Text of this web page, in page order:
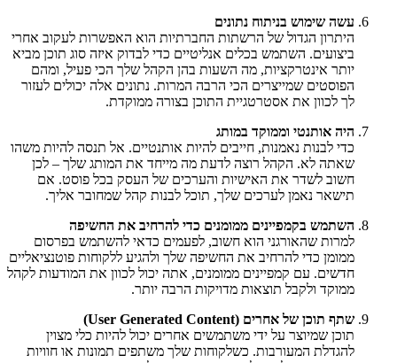
עשה שימוש בניתוח נתונים
היתרון הגדול של הרשתות החברתיות הוא האפשרות לעקוב אחרי
ביצועים. השתמש בכלים אנליטיים כדי לבדוק איזה סוג תוכן מביא
יותר אינטרקציות, מה השעות בהן הקהל שלך הכי פעיל, ומהם
הפוסטים שמייצרים הכי הרבה המרות. נתונים אלה יכולים לעזור
לך לכוון את אסטרטגיית התוכן בצורה ממוקדת.
היה אותנטי וממוקד במותג
כדי לבנות נאמנות, חייבים להיות אותנטיים. אל תנסה להיות משהו
שאתה לא. הקהל רוצה לדעת מה מייחד את המותג שלך – לכן
חשוב לשדר את האישיות והערכים של העסק בכל פוסט. אם
תישאר נאמן לערכים שלך, תוכל לבנות קהל שמחובר אליך.
השתמש בקמפיינים ממומנים כדי להרחיב את החשיפה
למרות שהאורגני הוא חשוב, לפעמים כדאי להשתמש בפרסום
ממומן כדי להרחיב את החשיפה שלך ולהגיע ללקוחות פוטנציאליים
חדשים. עם קמפיינים ממומנים, אתה יכול לכוון את המודעות לקהל
ממוקד ולקבל תוצאות מדויקות הרבה יותר.
שתף תוכן של אחרים (User Generated Content)
תוכן שמיוצר על ידי משתמשים אחרים יכול להיות כלי מצוין
להגדלת המעורבות. כשלקוחות שלך משתפים תמונות או חוויות